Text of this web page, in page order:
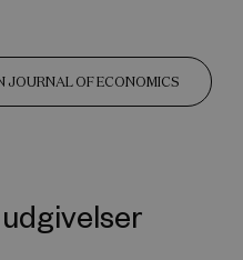
JOURNAL OF ECONOMICS